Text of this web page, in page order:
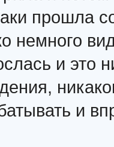
прошла
немного
и это
и